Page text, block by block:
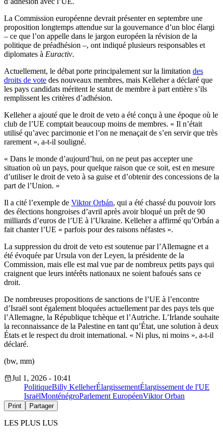
La Commission européenne devrait présenter en septembre une
proposition longtemps attendue sur la gouvernance d’un bloc élargi
– ce que l’on appelle dans le jargon européen la révision de la
politique de préadhésion –, ont indiqué plusieurs responsables et
diplomates à Euractiv.
Actuellement, le débat porte principalement sur la limitation des
droits de vote des nouveaux membres, mais Kelleher a déclaré que
les pays candidats méritent le statut de membre à part entière s’ils
remplissent les critères d’adhésion.
Kelleher a ajouté que le droit de veto a été conçu à une époque où le
club de l’UE comptait beaucoup moins de membres. « Il n’était
utilisé qu’avec parcimonie et l’on ne menaçait de s’en servir que très
rarement », a-t-il souligné.
« Dans le monde d’aujourd’hui, on ne peut pas accepter une
situation où un pays, pour quelque raison que ce soit, est en mesure
d’utiliser le droit de veto à sa guise et d’obtenir des concessions de la
part de l’Union. »
Il a cité l’exemple de Viktor Orbán, qui a été chassé du pouvoir lors
des élections hongroises d’avril après avoir bloqué un prêt de 90
milliards d’euros de l’UE à l’Ukraine. Kelleher a affirmé qu’Orbán a
fait chanter l’UE « parfois pour des raisons néfastes ».
La suppression du droit de veto est soutenue par l’Allemagne et a
été évoquée par Ursula von der Leyen, la présidente de la
Commission, mais elle est mal vue par de nombreux petits pays qui
craignent que leurs intérêts nationaux ne soient bafoués sans ce
droit.
De nombreuses propositions de sanctions de l’UE à l’encontre
d’Israël sont également bloquées actuellement par des pays tels que
l’Allemagne, la République tchèque et l’Autriche. L’Irlande souhaite
la reconnaissance de la Palestine en tant qu’État, une solution à deux
États et le respect du droit international. « Ni plus, ni moins », a-t-il
déclaré.
(bw, mm)
Jul 1, 2026 - 10:41
PolitiqueBilly KelleherÉlargissementÉlargissement de l'UE
IsraëlMonténégroParlement EuropéenViktor Orban
Print Partager
LES PLUS LUS